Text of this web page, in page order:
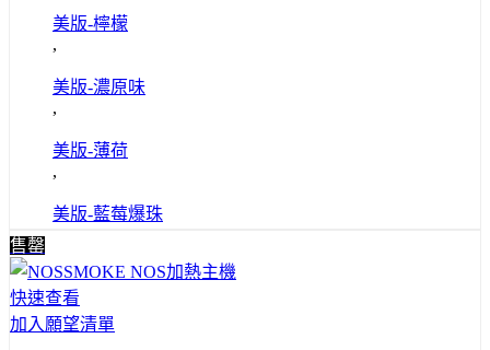
美版-檸檬
,
美版-濃原味
,
美版-薄荷
,
美版-藍莓爆珠
售罄
快速查看
加入願望清單